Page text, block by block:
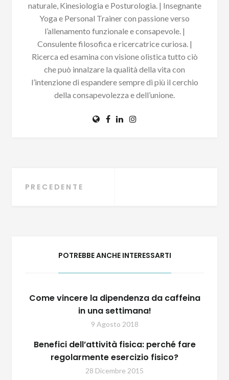
naturale, Kinesiologia e Posturologia. | Insegnante
Yoga e Personal Trainer con passione verso
l’allenamento funzionale e consapevole. |
Consulente filosofica e ricercatrice curiosa. |
Ricerca ed esamina con visione olistica tutto ciò
che può innalzare la qualità della vita con
l’intenzione di espandere sempre di più il cerchio
della consapevolezza e dell’unione.
Navigazione
PRECEDENTE
POTREBBE ANCHE INTERESSARTI
Come vincere la dipendenza da caffeina
in una settimana!
9 Agosto 2018
Benefici dell’attività fisica: perché fare
regolarmente esercizio fisico?
28 Dicembre 2015